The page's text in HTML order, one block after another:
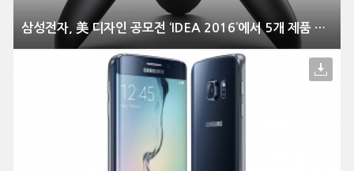
삼성전자, 美 디자인 공모전 ‘IDEA 2016’에서 5개 제품 수상